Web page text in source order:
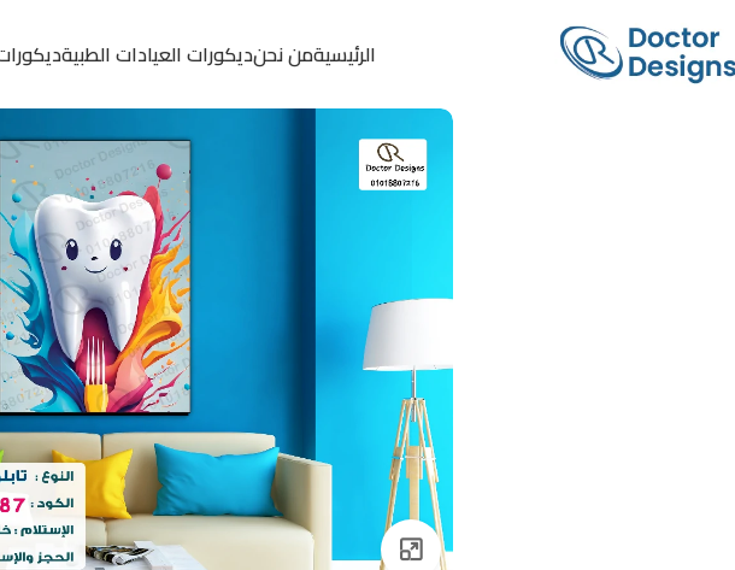
الرئيسيةمن نحنديكورات العيادات الطبية
Click to enlarge